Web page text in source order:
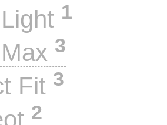
1
3
Fit 3
2